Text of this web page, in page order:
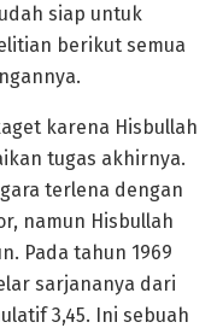
siap untuk
berikut semua
karena Hisbullah
tugas akhirnya.
terlena dengan
namun Hisbullah
Pada tahun 1969
sarjananya dari
3,45. Ini sebuah